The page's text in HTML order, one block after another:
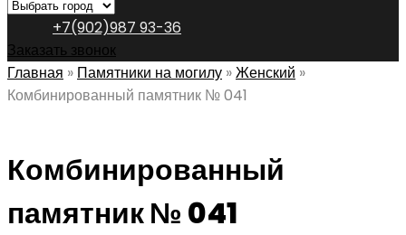
+7(902)987 93-36
Заказать звонок
Главная » Памятники на могилу »Женский »
Комбинированный памятник № 041
Комбинированный
памятник № 041